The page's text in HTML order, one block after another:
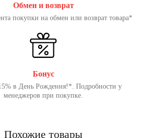
Обмен и возврат
покупки на обмен или возврат товара*
Бонус
в День Рождения!*. Подробности у
менеджеров при покупке.
Похожие товары